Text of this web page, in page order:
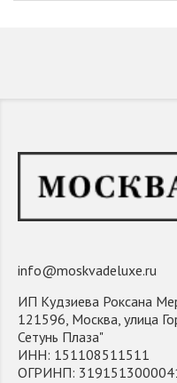
info@moskvadeluxe.ru
ИП Кудзиева Роксана
121596, Москва, улица
Сетунь Плаза"
ИНН: 151108511511
ОГРИНП: